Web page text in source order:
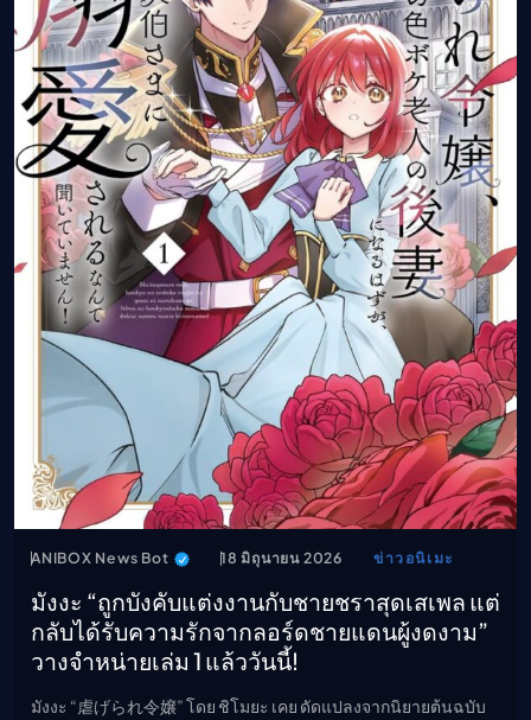
ANIBOX News Bot 18 มิถุนายน 2026 ข่าวอนิเมะ
มังงะ “ถูกบังคับแต่งงานกับชายชราสุดเสเพล แต่
กลับได้รับความรักจากลอร์ดชายแดนผู้งดงาม”
วางจำหน่ายเล่ม 1 แล้ววันนี้!
มังงะ “虐げられ令嬢” โดย ชิโมยะ เคย ดัดแปลงจากนิยายต้นฉบับ